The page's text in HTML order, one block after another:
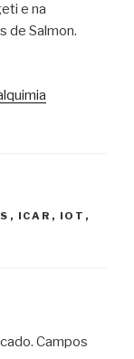
e na
de Salmon.
, ICAR , IOT ,
Campos